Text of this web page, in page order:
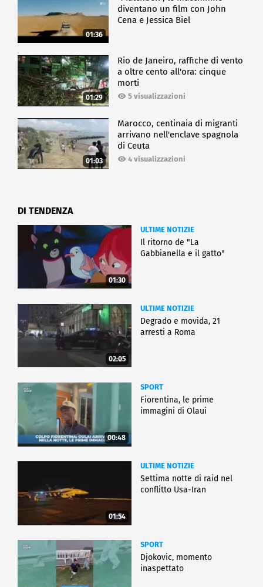
01:36
diventano un film con John
Cena e Jessica Biel
01:29
Rio de Janeiro, raffiche di vento
a oltre cento all'ora: cinque
morti
5 visualizzazioni
01:03
Marocco, centinaia di migranti
arrivano nell'enclave spagnola
di Ceuta
4 visualizzazioni
DI TENDENZA
01:30
ULTIME NOTIZIE
Il ritorno de "La
Gabbianella e il gatto"
02:05
ULTIME NOTIZIE
Degrado e movida, 21
arresti a Roma
00:48
SPORT
Fiorentina, le prime
immagini di Olaui
01:54
ULTIME NOTIZIE
Settima notte di raid nel
conflitto Usa-Iran
SPORT
Djokovic, momento
inaspettato